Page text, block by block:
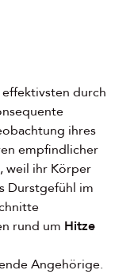
durch
ihres
empfindlicher
weil ihr Körper
Durstgefühl im
rund um Hitze
Angehörige.